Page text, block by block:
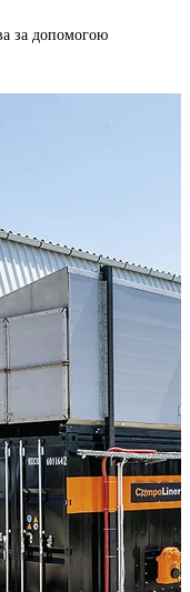
за допомогою